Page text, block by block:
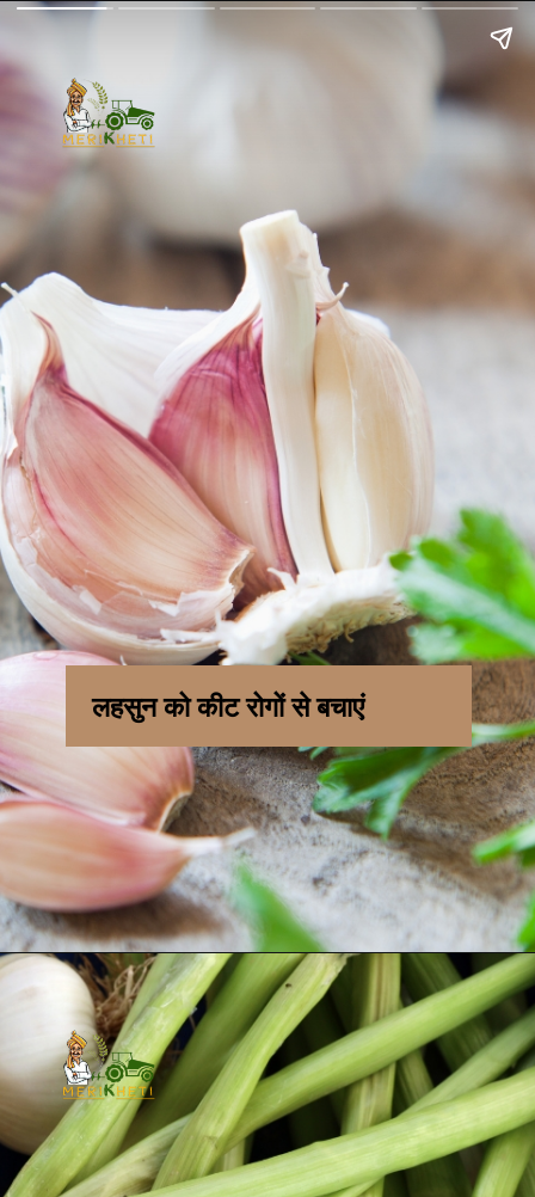
लहसुन को कीट रोगों से बचाएं